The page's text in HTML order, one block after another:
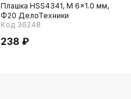
Плашка HSS4341, M 6x1.0 мм,
Ф20 ДелоТехники
Код 36248
238 ₽